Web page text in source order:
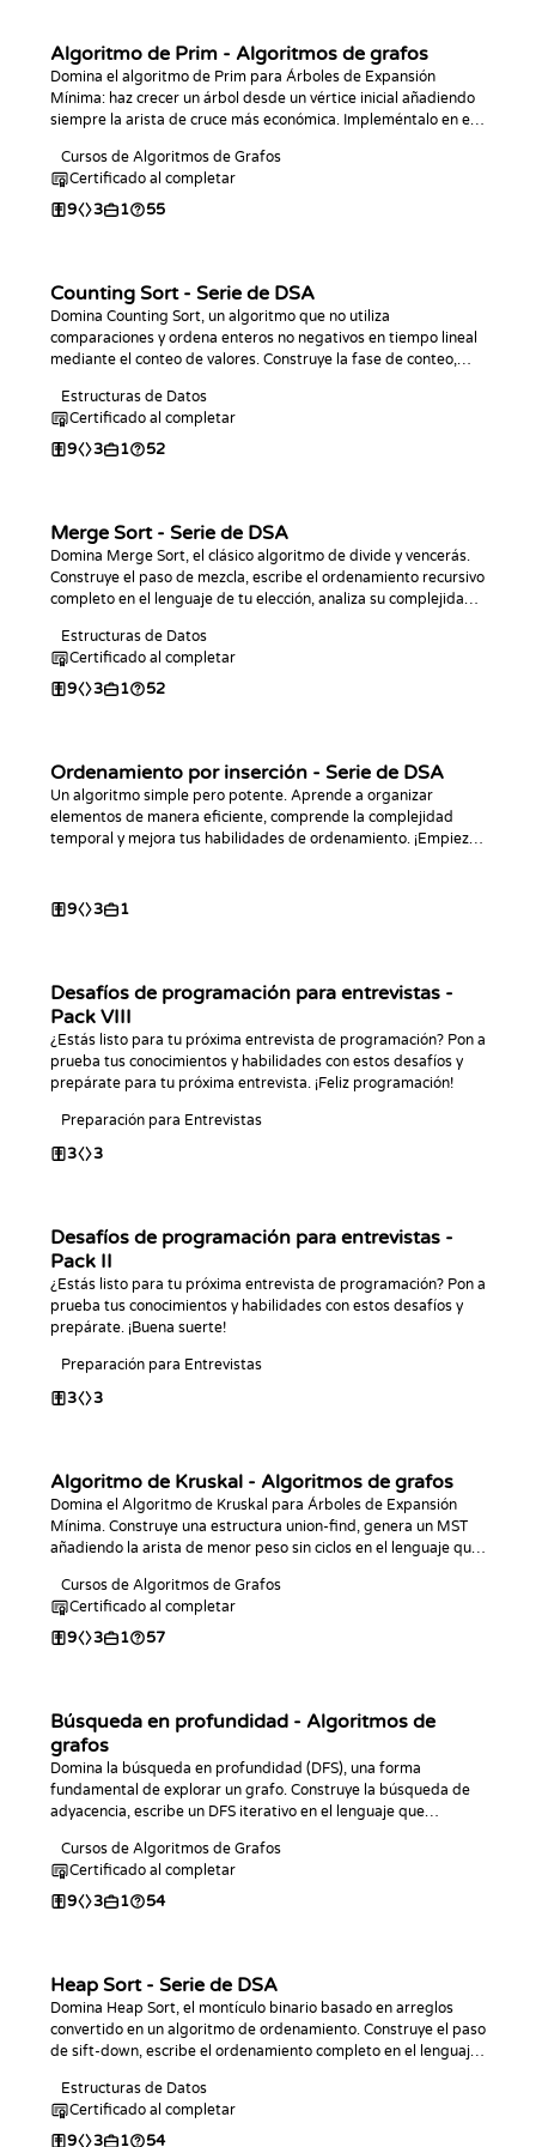
Algoritmo de Prim - Algoritmos de grafos
Domina el algoritmo de Prim para Árboles de Expansión
Mínima: haz crecer un árbol desde un vértice inicial añadiendo
siempre la arista de cruce más económica. Impleméntalo en el
aristas de cuello de botella, la contraparte de Kruskal.
Cursos de Algoritmos de Grafos
Certificado al completar
9 3 1 55
Counting Sort - Serie de DSA
Domina Counting Sort, un algoritmo que no utiliza
comparaciones y ordena enteros no negativos en tiempo lineal
mediante el conteo de valores. Construye la fase de conteo,
prefieras, analiza su complejidad O(n + k) y practica con
desafíos de programación.
Estructuras de Datos
Certificado al completar
9 3 1 52
Merge Sort - Serie de DSA
Domina Merge Sort, el clásico algoritmo de divide y vencerás.
Construye el paso de mezcla, escribe el ordenamiento recursivo
completo en el lenguaje de tu elección, analiza su complejidad
Estructuras de Datos
Certificado al completar
9 3 1 52
Ordenamiento por inserción - Serie de DSA
Un algoritmo simple pero potente. Aprende a organizar
elementos de manera eficiente, comprende la complejidad
temporal y mejora tus habilidades de ordenamiento. ¡Empieza
9 3 1
Desafíos de programación para entrevistas -
Pack VIII
¿Estás listo para tu próxima entrevista de programación? Pon a
prueba tus conocimientos y habilidades con estos desafíos y
prepárate para tu próxima entrevista. ¡Feliz programación!
Preparación para Entrevistas
3 3
Desafíos de programación para entrevistas -
Pack II
¿Estás listo para tu próxima entrevista de programación? Pon a
prueba tus conocimientos y habilidades con estos desafíos y
prepárate. ¡Buena suerte!
Preparación para Entrevistas
3 3
Algoritmo de Kruskal - Algoritmos de grafos
Domina el Algoritmo de Kruskal para Árboles de Expansión
Mínima. Construye una estructura union-find, genera un MST
añadiendo la arista de menor peso sin ciclos en el lenguaje que
cuello de botella.
Cursos de Algoritmos de Grafos
Certificado al completar
9 3 1 57
Búsqueda en profundidad - Algoritmos de
grafos
Domina la búsqueda en profundidad (DFS), una forma
fundamental de explorar un grafo. Construye la búsqueda de
adyacencia, escribe un DFS iterativo en el lenguaje que
contar y medir componentes conexas.
Cursos de Algoritmos de Grafos
Certificado al completar
9 3 1 54
Heap Sort - Serie de DSA
Domina Heap Sort, el montículo binario basado en arreglos
convertido en un algoritmo de ordenamiento. Construye el paso
de sift-down, escribe el ordenamiento completo en el lenguaje
practica con desafíos de programación.
Estructuras de Datos
Certificado al completar
9 3 1 54